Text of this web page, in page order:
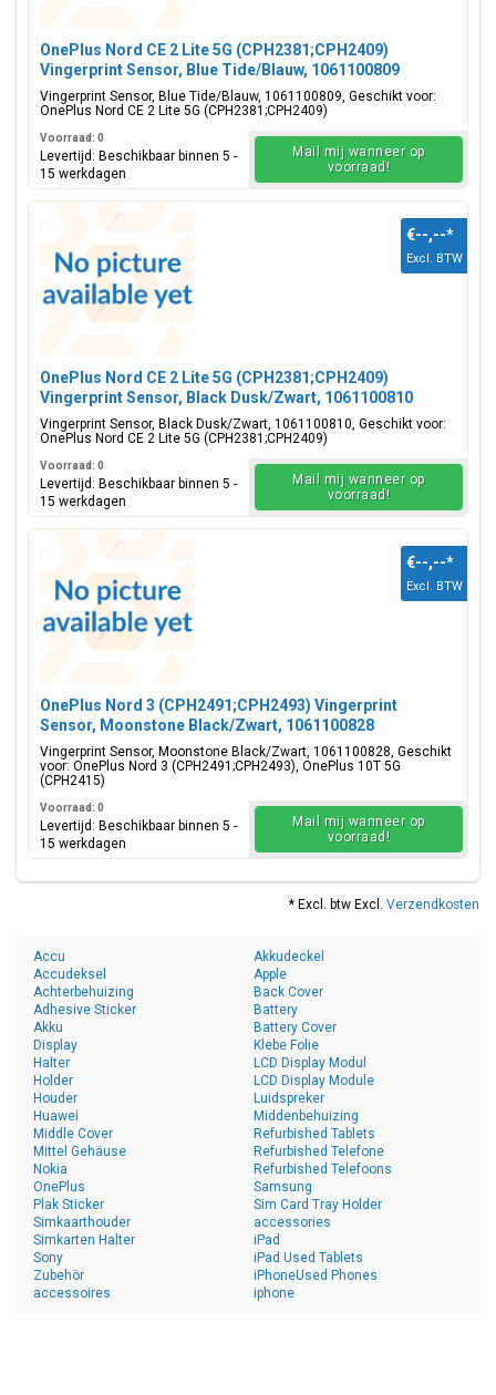
OnePlus Nord CE 2 Lite 5G (CPH2381;CPH2409)
Vingerprint Sensor, Blue Tide/Blauw, 1061100809
Vingerprint Sensor, Blue Tide/Blauw, 1061100809, Geschikt voor:
OnePlus Nord CE 2 Lite 5G (CPH2381;CPH2409)
Voorraad: 0
Levertijd: Beschikbaar binnen 5 -
15 werkdagen
Mail mij wanneer op
voorraad!
OnePlus Nord CE 2 Lite 5G (CPH2381;CPH2409)
Vingerprint Sensor, Black Dusk/Zwart, 1061100810
Vingerprint Sensor, Black Dusk/Zwart, 1061100810, Geschikt voor:
OnePlus Nord CE 2 Lite 5G (CPH2381;CPH2409)
€--,--*
Excl. BTW
Voorraad: 0
Levertijd: Beschikbaar binnen 5 -
15 werkdagen
Mail mij wanneer op
voorraad!
OnePlus Nord 3 (CPH2491;CPH2493) Vingerprint
Sensor, Moonstone Black/Zwart, 1061100828
Vingerprint Sensor, Moonstone Black/Zwart, 1061100828, Geschikt
voor: OnePlus Nord 3 (CPH2491;CPH2493), OnePlus 10T 5G
(CPH2415)
€--,--*
Excl. BTW
Voorraad: 0
Levertijd: Beschikbaar binnen 5 -
15 werkdagen
Mail mij wanneer op
voorraad!
* Excl. btw Excl. Verzendkosten
Accu
Accudeksel
Achterbehuizing
Adhesive Sticker
Akku
Akkudeckel
Apple
Back Cover
Battery
Battery Cover
Display
Halter
Holder
Houder
Huawei
Klebe Folie
LCD Display Modul
LCD Display Module
Luidspreker
Middenbehuizing
Middle Cover
Mittel Gehäuse
Nokia
OnePlus
Plak Sticker
Refurbished Tablets
Refurbished Telefone
Refurbished Telefoons
Samsung
Sim Card Tray Holder
Simkaarthouder
Simkarten Halter
Sony
Zubehör
accessoires
accessories
iPad
iPad Used Tablets
iPhoneUsed Phones
iphone